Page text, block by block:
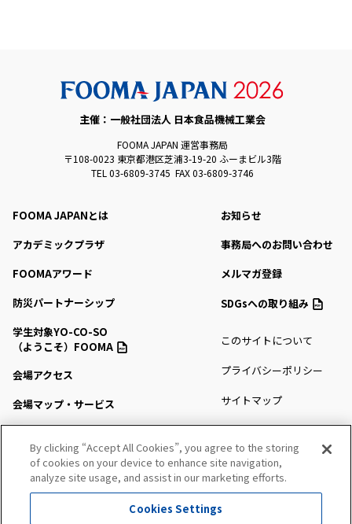
主催：一般社団法人 日本食品機械工業会
FOOMA JAPAN 運営事務局
〒108-0023 東京都港区芝浦3-19-20 ふーまビル3階
TEL 03-6809-3745 FAX 03-6809-3746
FOOMA JAPANとは
アカデミックプラザ
FOOMAアワード
防災パートナーシップ
学生対象YO-CO-SO
（ようこそ）FOOMA
会場アクセス
会場マップ・サービス
セミナー・シンポジウム
プレスルーム
お知らせ
事務局へのお問い合わせ
メルマガ登録
SDGsへの取り組み
このサイトについて
プライバシーポリシー
サイトマップ
By clicking “Accept All Cookies”, you agree to the storing
of cookies on your device to enhance site navigation,
analyze site usage, and assist in our marketing efforts.
Cookies Settings